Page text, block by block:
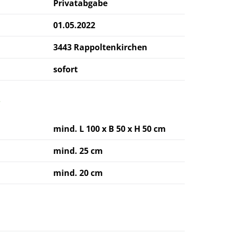
Privatabgabe
01.05.2022
3443 Rappoltenkirchen
sofort
mind. L 100 x B 50 x H 50 cm
mind. 25 cm
mind. 20 cm